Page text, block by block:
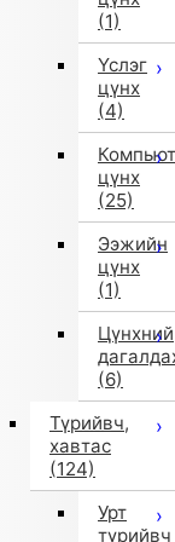
(1)
Үслэг
цүнх
(4)
цүнх
(25)
Ээжийн
цүнх
(1)
Цүнхний
(6)
Түрийвч,
хавтас
(124)
Урт
түрийвч